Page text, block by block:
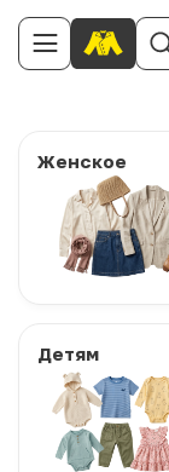
Женское
Детям